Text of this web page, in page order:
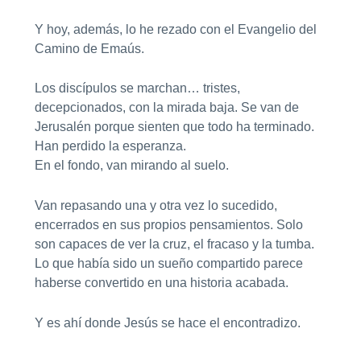
Y hoy, además, lo he rezado con el Evangelio del
Camino de Emaús.
Los discípulos se marchan… tristes,
decepcionados, con la mirada baja. Se van de
Jerusalén porque sienten que todo ha terminado.
Han perdido la esperanza.
En el fondo, van mirando al suelo.
Van repasando una y otra vez lo sucedido,
encerrados en sus propios pensamientos. Solo
son capaces de ver la cruz, el fracaso y la tumba.
Lo que había sido un sueño compartido parece
haberse convertido en una historia acabada.
Y es ahí donde Jesús se hace el encontradizo.